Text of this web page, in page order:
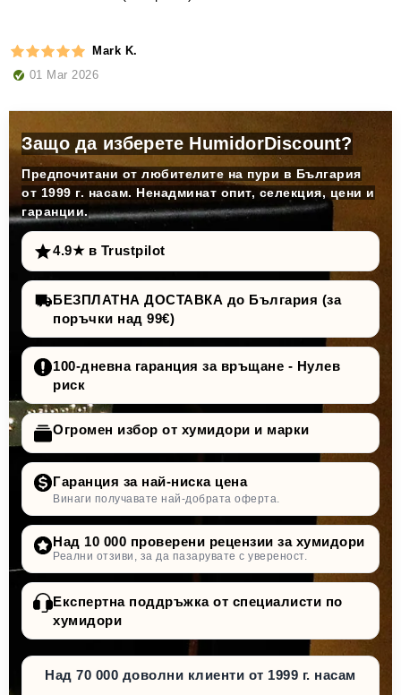
Mark K.
01 Mar 2026
Защо да изберете HumidorDiscount?
Предпочитани от любителите на пури в България
от 1999 г. насам. Ненадминат опит, селекция, цени и
гаранции.
4.9★ в Trustpilot
БЕЗПЛАТНА ДОСТАВКА до България (за
поръчки над 99€)
100-дневна гаранция за връщане - Нулев
риск
Огромен избор от хумидори и марки
Гаранция за най-ниска цена
Винаги получавате най-добрата оферта.
Над 10 000 проверени рецензии за хумидори
Реални отзиви, за да пазарувате с увереност.
Експертна поддръжка от специалисти по
хумидори
Над 70 000 доволни клиенти от 1999 г. насам